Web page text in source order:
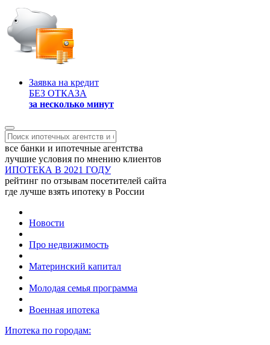
Заявка на кредит
БЕЗ ОТКАЗА
за несколько минут
все банки и ипотечные агентства
лучшие условия по мнению клиентов
ИПОТЕКА В 2021 ГОДУ
рейтинг по отзывам посетителей сайта
где лучше взять ипотеку в России
Новости
Про недвижимость
Материнский капитал
Молодая семья программа
Военная ипотека
Ипотека по городам: